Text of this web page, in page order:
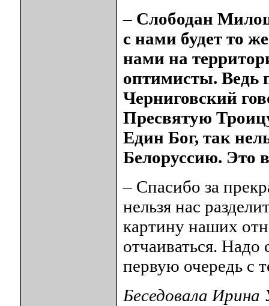
– Слободан
с нами будет то
нами на
оптимисты. Ведь
Черниговский
Пресвятую
Един Бог, так
Белоруссию. Это
– Спасибо за
нельзя нас
картину наших
отчаиваться.
первую очередь с
Беседовала